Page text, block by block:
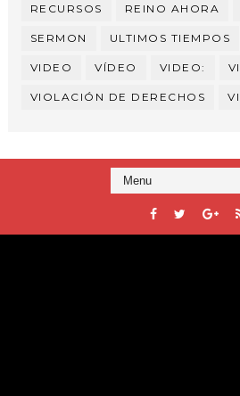
RECURSOS REINO AHORA
SERMON ULTIMOS TIEMPOS
VIDEO VÍDEO VIDEO:
VIOLACIÓN DE DERECHOS